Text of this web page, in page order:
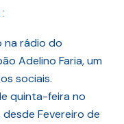
na rádio do
Adelino Faria, um
sociais.
quinta-feira no
Fevereiro de